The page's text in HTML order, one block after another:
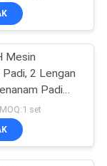
13
Mesin
2 Lengan
Padi
set